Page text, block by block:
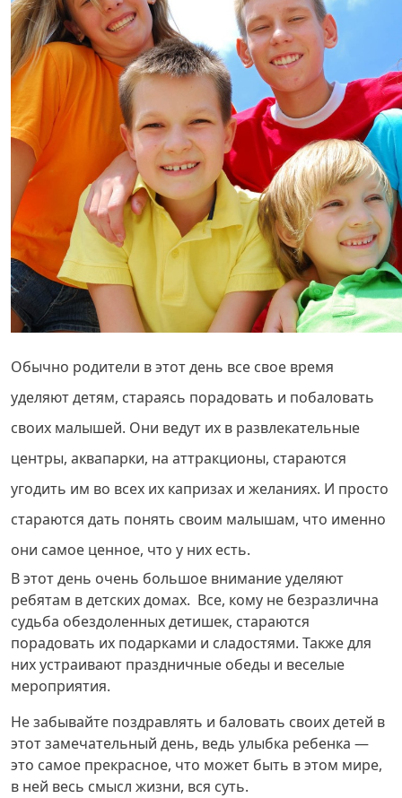
Обычно родители в этот день все свое время
уделяют детям, стараясь порадовать и побаловать
своих малышей. Они ведут их в развлекательные
центры, аквапарки, на аттракционы, стараются
угодить им во всех их капризах и желаниях. И просто
стараются дать понять своим малышам, что именно
они самое ценное, что у них есть.
В этот день очень большое внимание уделяют
ребятам в детских домах. Все, кому не безразлична
судьба обездоленных детишек, стараются
порадовать их подарками и сладостями. Также для
них устраивают праздничные обеды и веселые
мероприятия.
Не забывайте поздравлять и баловать своих детей в
этот замечательный день, ведь улыбка ребенка —
это самое прекрасное, что может быть в этом мире,
в ней весь смысл жизни, вся суть.